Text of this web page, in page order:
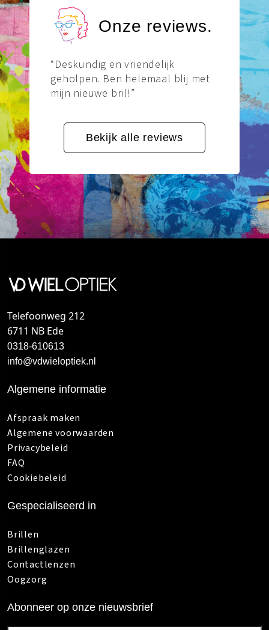
Onze reviews.
“Deskundig en vriendelijk
geholpen. Ben helemaal blij met
mijn nieuwe bril!”
Bekijk alle reviews
Telefoonweg 212
6711 NB Ede
0318-610613
info@vdwieloptiek.nl
Algemene informatie
Afspraak maken
Algemene voorwaarden
Privacybeleid
FAQ
Cookiebeleid
Gespecialiseerd in
Brillen
Brillenglazen
Contactlenzen
Oogzorg
Abonneer op onze nieuwsbrief